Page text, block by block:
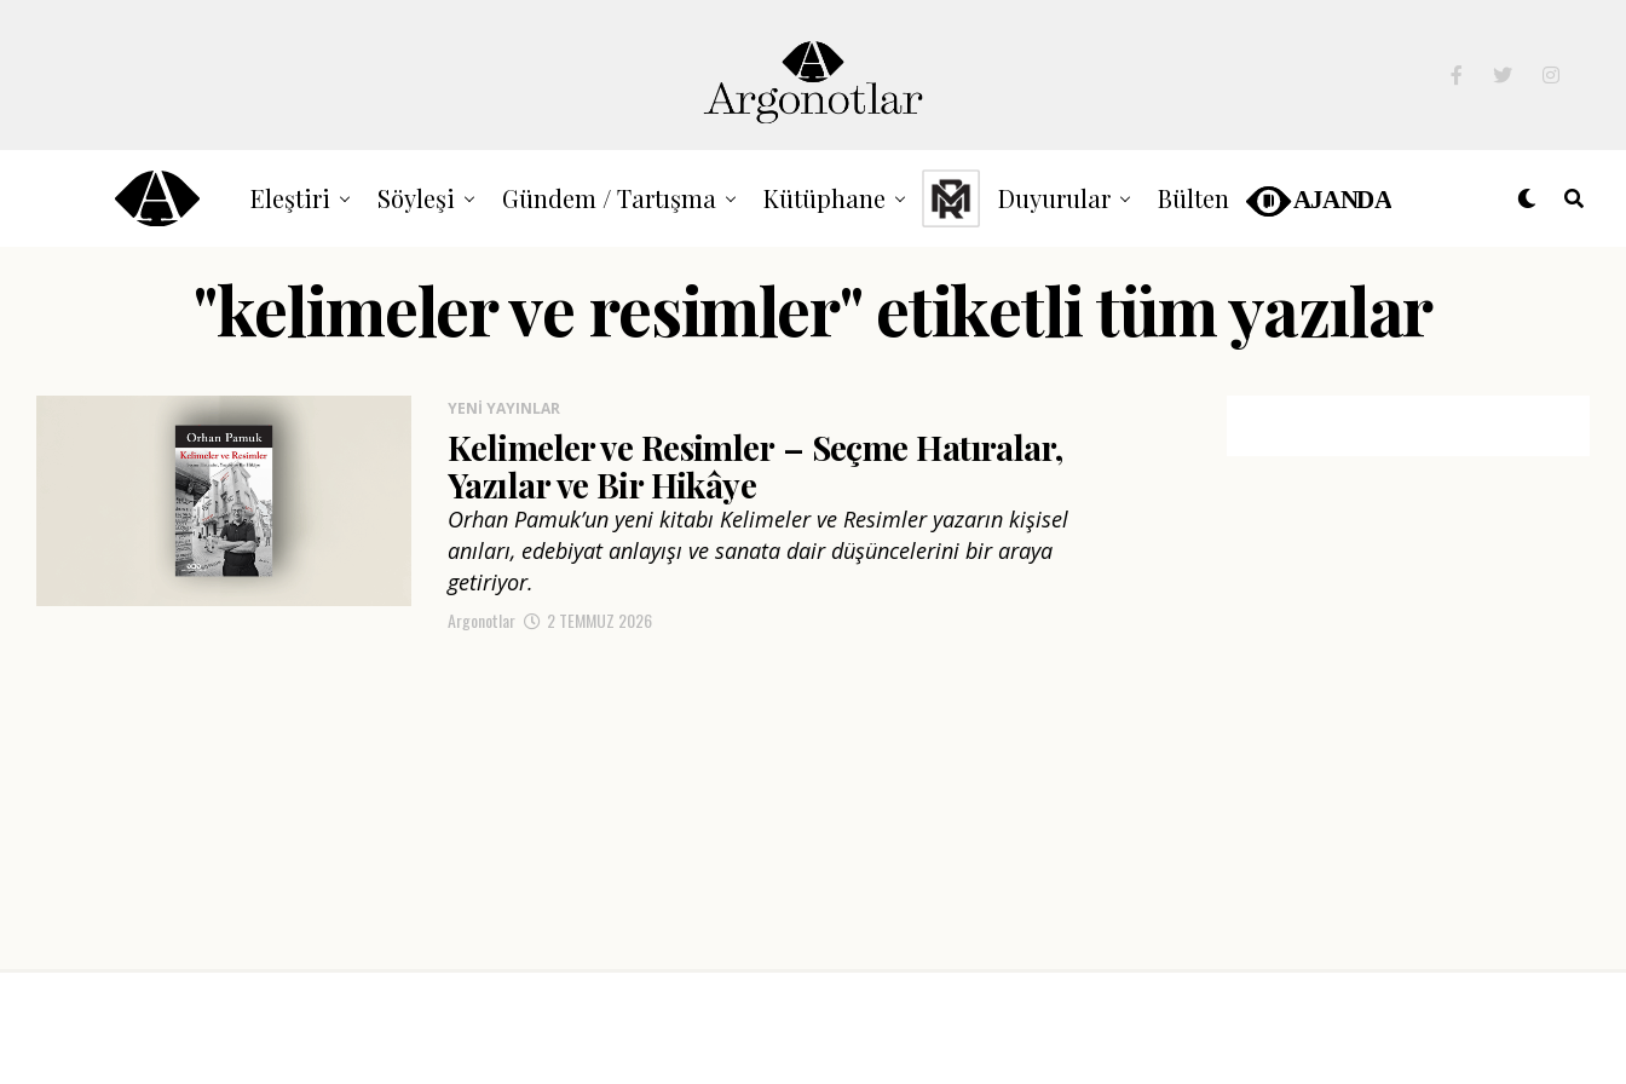
Eleştiri Söyleşi Gündem / Tartışma Kütüphane Duyurular Bülten
"kelimeler ve resimler" etiketli tüm yazılar
YENI YAYINLAR
Kelimeler ve Resimler – Seçme Hatıralar,
Yazılar ve Bir Hikâye
Orhan Pamuk’un yeni kitabı Kelimeler ve Resimler yazarın kişisel
anıları, edebiyat anlayışı ve sanata dair düşüncelerini bir araya
getiriyor.
Argonotlar 2 TEMMUZ 2026